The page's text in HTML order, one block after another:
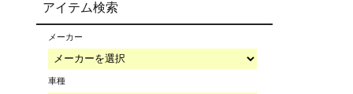
アイテム検索
メーカー
車種